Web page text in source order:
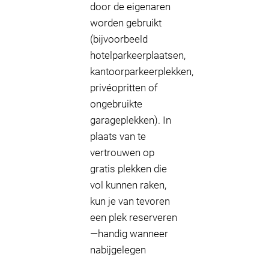
door de eigenaren
worden gebruikt
(bijvoorbeeld
hotelparkeerplaatsen,
kantoorparkeerplekken,
privéopritten of
ongebruikte
garageplekken). In
plaats van te
vertrouwen op
gratis plekken die
vol kunnen raken,
kun je van tevoren
een plek reserveren
—handig wanneer
nabijgelegen